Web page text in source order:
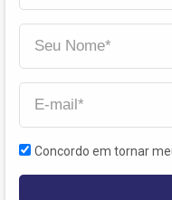
Concordo em tornar